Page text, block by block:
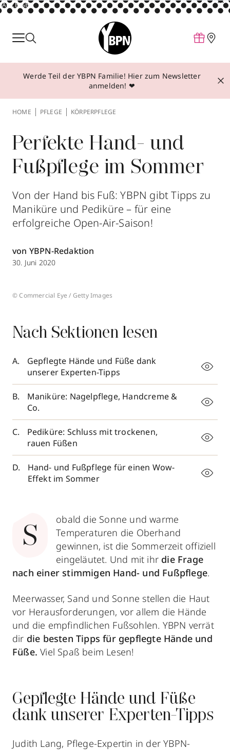
ANZEIGE
Parfum
Make-up
Behandlungen
Über YBPN
Aktionen
Storefinder
Werde Teil der YBPN Familie! Hier zum Newsletter
anmelden! ❤
HOME PFLEGE KÖRPERPFLEGE
Perfekte Hand- und
Fußpflege im Sommer
Von der Hand bis Fuß: YBPN gibt Tipps zu
Maniküre und Pediküre – für eine
erfolgreiche Open-Air-Saison!
von YBPN-Redaktion
30. Juni 2020
© Commercial Eye / Getty Images
Nach Sektionen lesen
Gepflegte Hände und Füße dank
unserer Experten-Tipps
Maniküre: Nagelpflege, Handcreme &
Co.
Pediküre: Schluss mit trockenen,
rauen Füßen
Hand- und Fußpflege für einen Wow-
Effekt im Sommer
S
obald die Sonne und warme
Temperaturen die Oberhand
gewinnen, ist die Sommerzeit offiziell
eingeläutet. Und mit ihr die Frage
nach einer stimmigen Hand- und Fußpflege.
Meerwasser, Sand und Sonne stellen die Haut
vor Herausforderungen, vor allem die Hände
und die empfindlichen Fußsohlen. YBPN verrät
dir die besten Tipps für gepflegte Hände und
Füße. Viel Spaß beim Lesen!
Gepflegte Hände und Füße
dank unserer Experten-Tipps
Judith Lang, Pflege-Expertin in der YBPN-